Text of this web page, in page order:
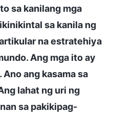
sa kanilang mga
sa kanila ng
na estratehiya
Ang mga ito ay
ang kasama sa
lahat ng uri ng
sa pakikipag-